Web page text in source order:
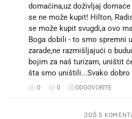
domaćina,uz doživljaj
se ne može kupit! Hilton,
se može kupit svugdi,a ovo
Boga dobili - to smo spremni
zarade,ne razmišljajući o
bojim za naš turizam, uništit
šta smo uništili...Svako dobro
0 0 ODGOVORITE
JOŠ 5